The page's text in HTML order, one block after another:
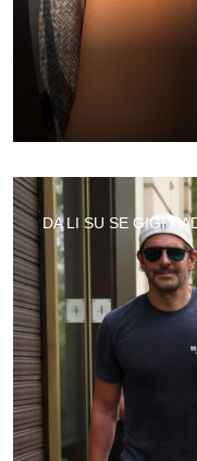
DA LI SU SE GIGI